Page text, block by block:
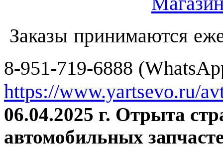
Заказы принимаются
8-951-719-6888
https://www.yartsevo.ru/
06.04.2025 г. Отрыта
автомобильных